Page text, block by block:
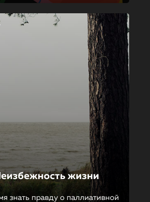
жизни
знать правду о паллиативной